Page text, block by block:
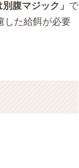
別腹マジック」 で
した給餌が必要